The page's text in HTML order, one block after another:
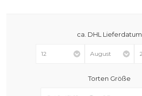
ca. DHL Lieferdatum
Torten Größe